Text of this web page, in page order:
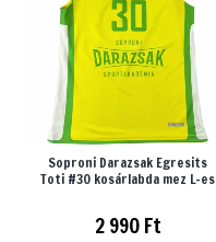
Soproni Darazsak Egresits
Toti #30 kosárlabda mez L-es
2 990Ft